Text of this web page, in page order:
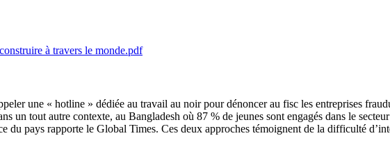
à travers le monde.pdf
une « hotline » dédiée au travail au noir pour dénoncer au fisc les entreprises
un tout autre contexte, au Bangladesh où 87 % de jeunes sont engagés dans le
du pays rapporte le Global Times. Ces deux approches témoignent de la difficulté